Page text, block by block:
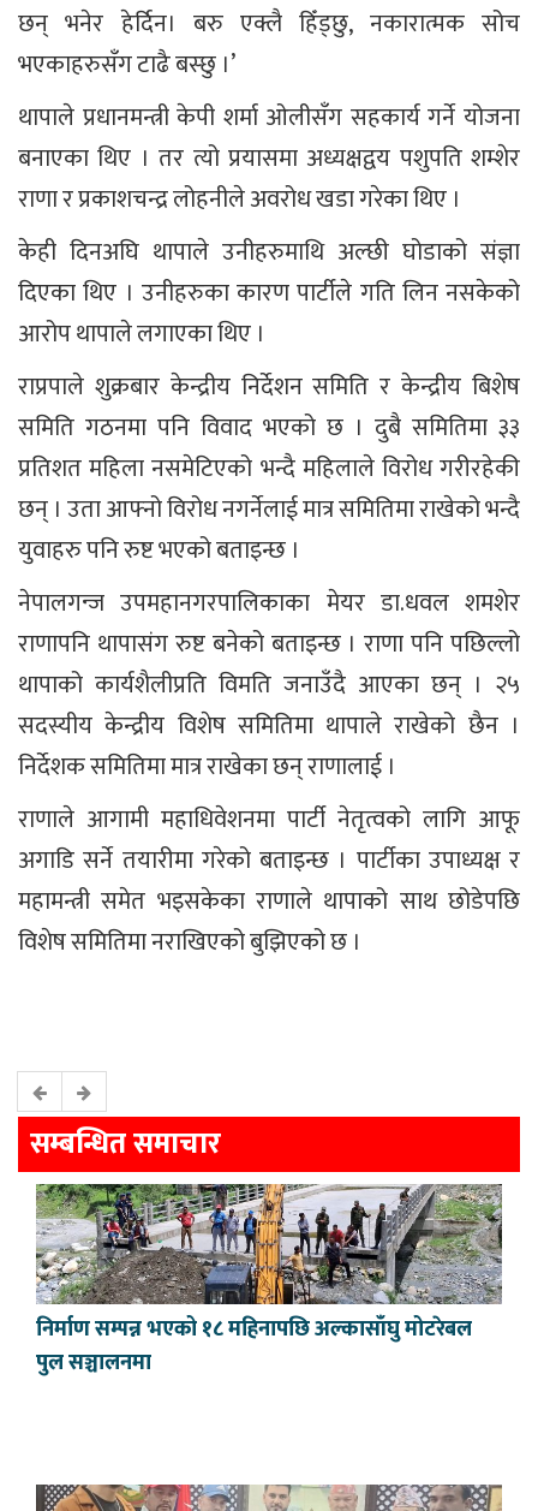
छन् भनेर हेर्दिन। बरु एक्लै हिँड्छु, नकारात्मक सोच
भएकाहरुसँग टाढै बस्छु ।’
थापाले ​प्रधानमन्त्री केपी शर्मा ओलीसँग सहकार्य गर्ने योजना
बनाएका थिए । तर त्यो प्रयासमा अध्यक्षद्वय पशुपति शम्शेर
राणा र प्रकाशचन्द्र लोहनीले अवरोध खडा गरेका थिए ।
केही दिनअघि थापाले उनीहरुमाथि अल्छी घोडाको संज्ञा
दिएका थिए । उनीहरुका कारण पार्टीले गति लिन नसकेको
आरोप थापाले लगाएका थिए ।
राप्रपाले शुक्रबार केन्द्रीय निर्देशन समिति र केन्द्रीय बिशेष
समिति गठनमा पनि विवाद भएको छ । दुबै समितिमा ३३
प्रतिशत महिला नसमेटिएको भन्दै महिलाले विरोध गरीरहेकी
छन् । उता आफ्नो विरोध नगर्नेलाई मात्र समितिमा राखेको भन्दै
युवाहरु पनि रुष्ट भएको बताइन्छ ।
नेपालगन्ज उपमहानगरपालिकाका मेयर डा.धवल शमशेर
राणापनि थापासंग रुष्ट बनेको बताइन्छ । राणा पनि पछिल्लो
थापाको कार्यशैलीप्रति विमति जनाउँदै आएका छन् । २५
सदस्यीय केन्द्रीय विशेष समितिमा थापाले राखेको छैन ।
निर्देशक समितिमा मात्र राखेका छन् राणालाई ।
राणाले आगामी महाधिवेशनमा पार्टी नेतृत्वको लागि आफू
अगाडि सर्ने तयारीमा गरेको बताइन्छ । पार्टीका उपाध्यक्ष र
महामन्त्री समेत भइसकेका राणाले थापाको साथ छोडेपछि
विशेष समितिमा नराखिएको बुझिएको छ ।
सम्बन्धित समाचार
निर्माण सम्पन्न भएको १८ महिनापछि अल्कासाँघु मोटरेबल
पुल सञ्चालनमा